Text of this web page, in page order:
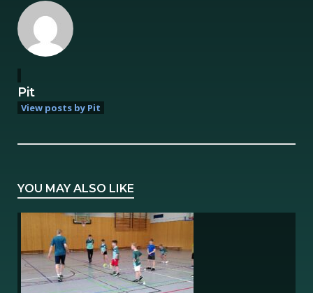
Pit
View posts by Pit
YOU MAY ALSO LIKE